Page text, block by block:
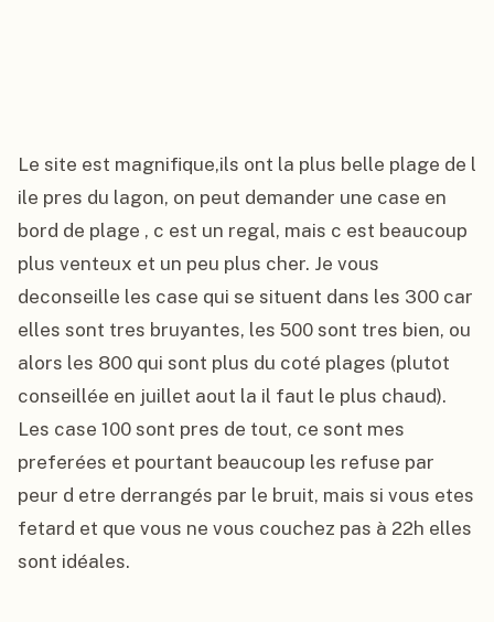
Le site est magnifique,ils ont la plus belle plage de l
ile pres du lagon, on peut demander une case en
bord de plage , c est un regal, mais c est beaucoup
plus venteux et un peu plus cher. Je vous
deconseille les case qui se situent dans les 300 car
elles sont tres bruyantes, les 500 sont tres bien, ou
alors les 800 qui sont plus du coté plages (plutot
conseillée en juillet aout la il faut le plus chaud).
Les case 100 sont pres de tout, ce sont mes
preferées et pourtant beaucoup les refuse par
peur d etre derrangés par le bruit, mais si vous etes
fetard et que vous ne vous couchez pas à 22h elles
sont idéales.